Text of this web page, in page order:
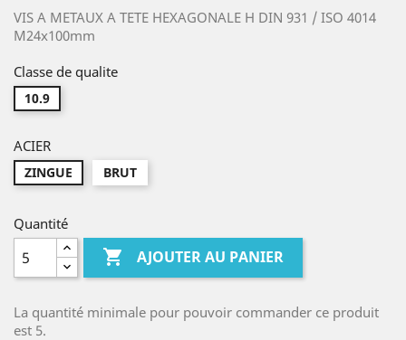
VIS A METAUX A TETE HEXAGONALE H DIN 931 / ISO 4014
M24x100mm
Classe de qualite
10.9
ACIER
ZINGUE BRUT
Quantité
 AJOUTER AU PANIER
La quantité minimale pour pouvoir commander ce produit
est 5.